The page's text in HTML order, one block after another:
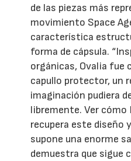
de las piezas más
movimiento Space
característica
forma de cápsula.
orgánicas, Ovalia fue
capullo protector, un
imaginación pudiera
libremente. Ver cómo
recupera este diseño
supone una enorme
demuestra que sigue